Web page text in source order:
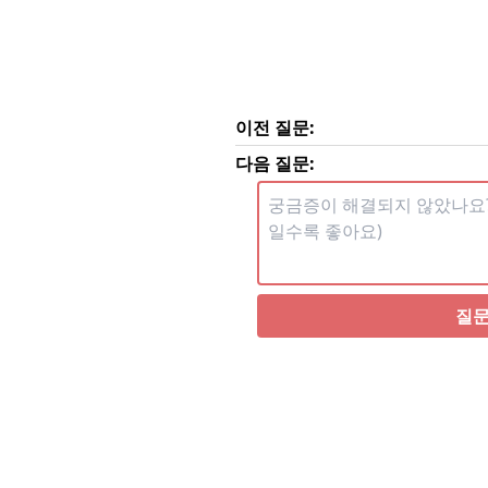
이전 질문:
다음 질문:
질